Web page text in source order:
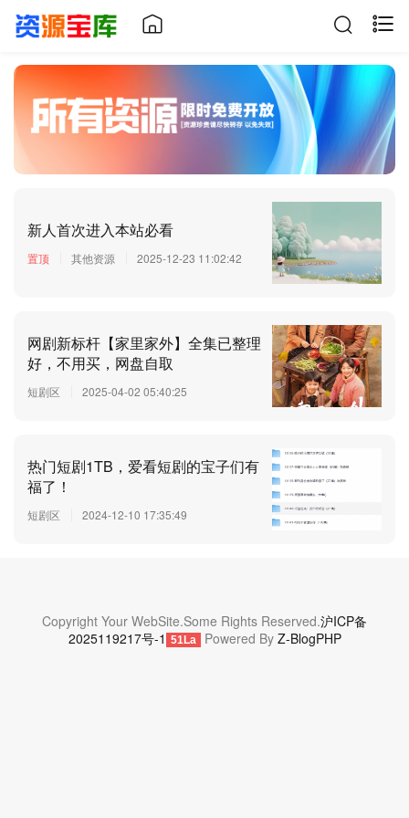
新人首次进入本站必看
置顶 其他资源 2025-12-23 11:02:42
网剧新标杆【家里家外】全集已整理
好，不用买，网盘自取
短剧区 2025-04-02 05:40:25
热门短剧1TB，爱看短剧的宝子们有
福了！
短剧区 2024-12-10 17:35:49
Copyright Your WebSite.Some Rights Reserved.沪ICP备
2025119217号-1 51La Powered By Z-BlogPHP